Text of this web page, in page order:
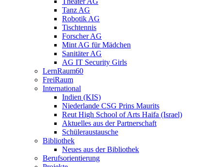
Tanz AG
Robotik AG
Tischtennis
Forscher AG
Mint AG für Mädchen
Sanitäter AG
AG IT Security Girls
LernRaum60
FreiRaum
International
Indien (KIS)
Niederlande CSG Prins Maurits
Reut High School of Arts Haifa (Israel)
Aktuelles aus der Partnerschaft
Schüleraustausche
Bibliothek
Neues aus der Bibliothek
Berufsorientierung